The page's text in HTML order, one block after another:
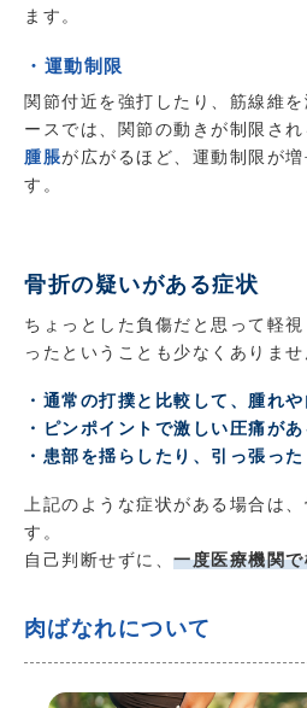
ます。
・運動制限
関節付近を強打したり、筋線維
ースでは、関節の動きが制限され
腫脹が広がるほど、運動制限が
す。
骨折の疑いがある症状
ちょっとした負傷だと思って軽
ったということも少なくありませ
・通常の打撲と比較して、腫れ
・ピンポイントで激しい圧痛があ
・患部を揺らしたり、引っ張っ
上記のような症状がある場合は
す。
自己判断せずに、 一度医療機関
肉ばなれについて